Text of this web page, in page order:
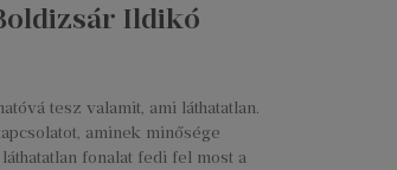
Ildikó
tesz valamit, ami láthatatlan.
aminek minősége
fonalat fedi fel most a